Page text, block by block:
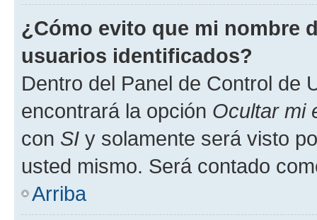
¿Cómo evito que mi nombre
usuarios identificados?
Dentro del Panel de Control de
encontrará la opción Ocultar mi
con SI y solamente será visto
usted mismo. Será contado
Arriba